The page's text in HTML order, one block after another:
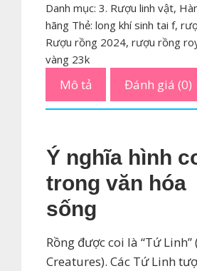
Rich
XO
Gold
Long
khí
tài
lượng
Danh mục: 3. Rượu linh vật,
hãng Thẻ: long khí sinh tai f,
Rượu rồng 2024, rượu rồng
vàng 23k
Mô tả Đánh giá (0)
Ý nghĩa hình
trong văn hóa
sống
Rồng được coi là “Tứ
Creatures). Các Tứ Linh